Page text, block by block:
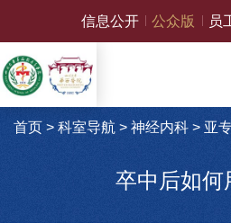
信息公开 公众版 员
首页 > 科室导航> 神经内科> 亚
卒中后如何